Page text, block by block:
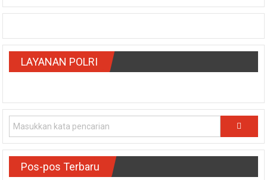
LAYANAN POLRI
Pos-pos Terbaru